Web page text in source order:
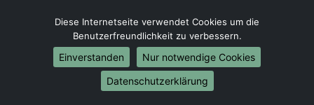
Umzug von Darmstadt nach Essen
Umzug von Darmstadt nach Bremen
Umzug von Darmstadt nach Dresden
Umzug von Darmstadt nach Hannover
Umzug von Darmstadt nach Nürnberg
Diese Internetseite verwendet Cookies um die
Benutzerfreundlichkeit zu verbessern.
Einverstanden
Nur notwendige Cookies
Datenschutzerklärung